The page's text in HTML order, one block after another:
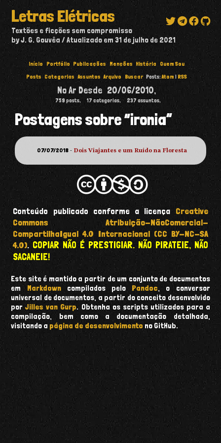
Letras Elétricas
Textões e ficções sem compromisso
by J. G. Gouvêa
Atualizado em31 de julho de 2021
Início Portfólio Publicações Menções História
Quem Sou
Posts Categorias Assuntos Arquivo Buscar Posts:Atom | RSS
No Ar Desde 20/06/2010,
759 posts, 17 categorias, 237 assuntos,
Postagens sobre “ironia”
07/07/2018 - Dois Viajantes e um Ruído na Floresta
Conteúdo publicado conforme a licença Creative
Commons Atribuição-NãoComercial-
CompartilhaIgual 4.0 Internacional (CC BY-NC-SA
4.0). COPIAR NÃO É PRESTIGIAR. NÃO PIRATEIE, NÃO
SACANEIE!
Este site é mantido a partir de um conjunto de documentos
em Markdowncompilados pelo Pandoc , o conversor
universal de documentos, a partir do conceito desenvolvido
porJilles van Gurp. Obtenha os scripts utilizados para a
compilação, bem como a documentação detalhada,
visitando a página de desenvolvimento no GitHub.